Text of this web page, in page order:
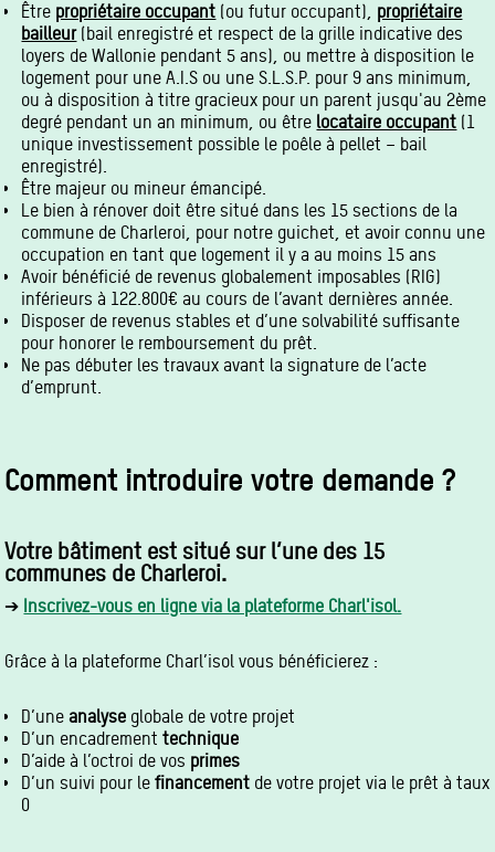
Être propriétaire occupant (ou futur occupant), propriétaire
bailleur(bail enregistré et respect de la grille indicative des
loyers de Wallonie pendant 5 ans), ou mettre à disposition le
logement pour une A.I.S ou une S.L.S.P. pour 9 ans minimum,
ou à disposition à titre gracieux pour un parent jusqu'au 2ème
degré pendant un an minimum, ou être locataire occupant (1
unique investissement possible le poêle à pellet – bail
enregistré).
Être majeur ou mineur émancipé.
Le bien à rénover doit être situé dans les 15 sections de la
commune de Charleroi, pour notre guichet, et avoir connu une
occupation en tant que logement il y a au moins 15 ans
Avoir bénéficié de revenus globalement imposables (RIG)
inférieurs à 122.800€ au cours de l’avant dernières année.
Disposer de revenus stables et d’une solvabilité suffisante
pour honorer le remboursement du prêt.
Ne pas débuter les travaux avant la signature de l’acte
d’emprunt.
Comment introduire votre demande ?
Votre bâtiment est situé sur l’une des 15
communes de Charleroi.
➔ Inscrivez-vous en ligne via la plateforme Charl'isol.
Grâce à la plateforme Charl’isol vous bénéficierez :
D’uneanalyse globale de votre projet
D’un encadrementtechnique
D’aide à l’octroi de vos primes
D’un suivi pour lefinancement de votre projet via le prêt à taux
0